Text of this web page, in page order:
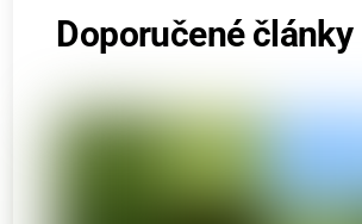
Doporučené články